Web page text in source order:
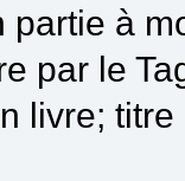
partie à
par le
livre;